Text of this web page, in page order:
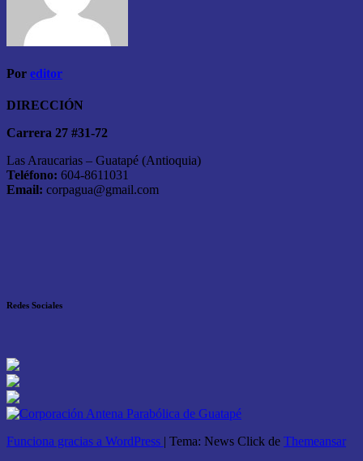
Por editor
DIRECCIÓN
Carrera 27 #31-72
Las Araucarias – Guatapé (Antioquia)
Teléfono: 604-8611031
Email: corpagua@gmail.com
Redes Sociales
Funciona gracias a WordPress | Tema: News Click de Themeansar